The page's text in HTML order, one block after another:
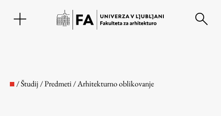
/Študij/Predmeti/Arhitekturno oblikovanje